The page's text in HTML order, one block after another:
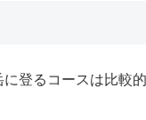
に登るコースは比較